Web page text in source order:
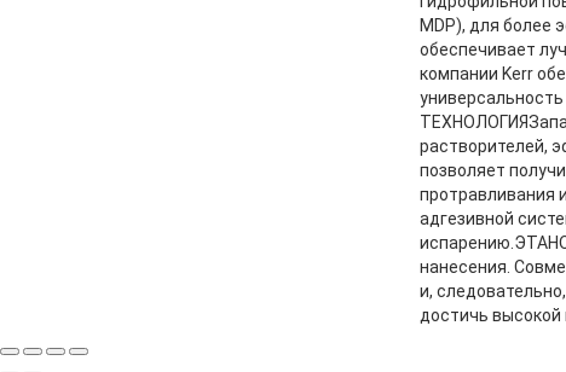
MDP), для
обеспечивает
компании Kerr
растворителей,
позволяет
протравливания
адгезивной
нанесения.
и,
достичь